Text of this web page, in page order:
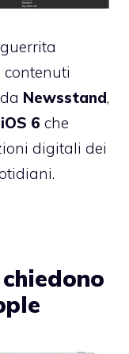
Newsstand,
iOS 6 che
digitali dei